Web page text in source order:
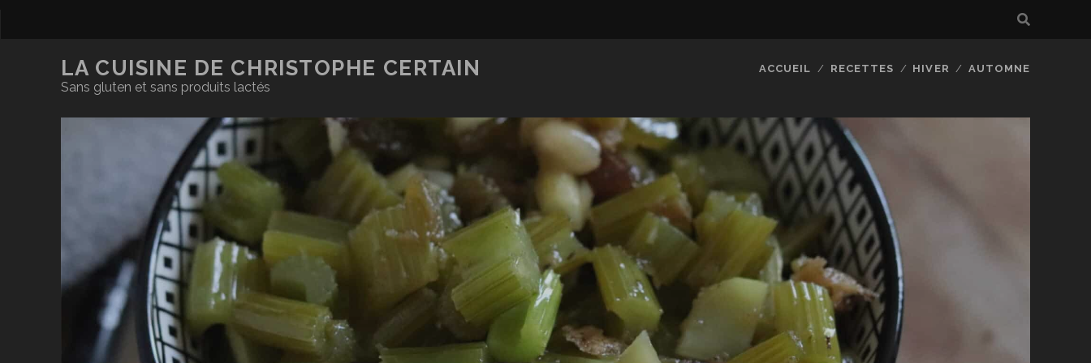
LA CUISINE DE CHRISTOPHE CERTAIN
Sans gluten et sans produits lactés
ACCUEIL RECETTES HIVER AUTOMNE